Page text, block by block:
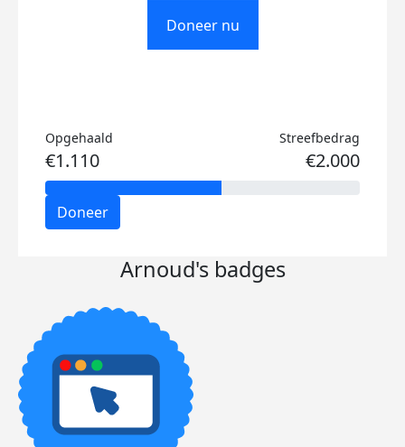
Doneer nu
Opgehaald
€1.110
Streefbedrag
€2.000
Doneer
Arnoud's badges